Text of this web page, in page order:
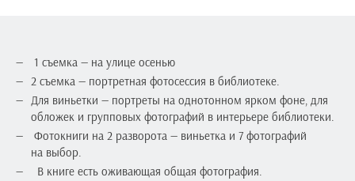
1 съемка — на улице осенью
2 съемка — портретная фотосессия в библиотеке.
Для виньетки — портреты на однотонном ярком фоне, для
обложек и групповых фотографий в интерьере библиотеки.
Фотокниги на 2 разворота — виньетка и 7 фотографий
на выбор.
В книге есть оживающая общая фотография.